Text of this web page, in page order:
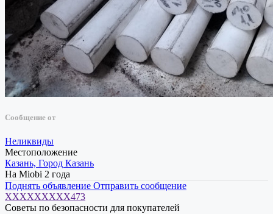
Сообщение от
Неликвиды
Местоположение
Казань, Город Казань
На Miobi 2 года
Поднять объявление Отправить сообщение
XXXXXXXXX473
Советы по безопасности для покупателей